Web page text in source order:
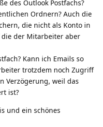
des Outlook Postfachs?
Ordnern? Auch die
die nicht als Konto in
der Mitarbeiter aber
Kann ich Emails so
trotzdem noch Zugriff
Verzögerung, weil das
ist?
und ein schönes